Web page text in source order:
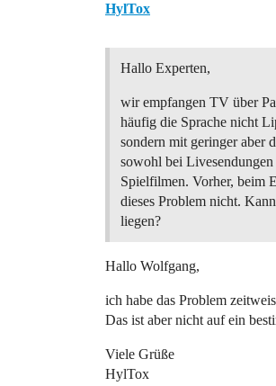
HylTox
Hallo Experten,
wir empfangen TV über
häufig die Sprache nicht
sondern mit geringer aber
sowohl bei
Spielfilmen. Vorher, beim
dieses Problem nicht.
liegen?
Hallo Wolfgang,
ich habe das Problem
Das ist aber nicht auf ein
Viele Grüße
HylTox